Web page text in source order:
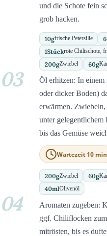
und die Schote fein
grob hacken.
10gfrische Petersilie
1Stückrote Chilischote,
200gZwiebel 60g
03
Öl erhitzen: In einem
oder dicker Boden)
erwärmen.
unter
bis das Gemüse
Wartezeit 10 min
200gZwiebel 60g
40mlOlivenöl
04
Aromaten zugeben:
ggf. Chiliflocken
mitrösten, bis es